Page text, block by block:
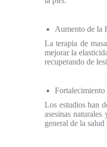
Aumento de la
La terapia de
mejorar la
recuperando de
Los estudios han
asesinas
general de la